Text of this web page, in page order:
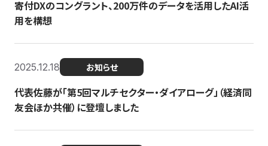
寄付DXのコングラント、200万件のデータを活用したAI活
用を構想
2025.12.18 お知らせ
代表佐藤が「第5回マルチセクター・ダイアローグ」（経済同
友会ほか共催）に登壇しました